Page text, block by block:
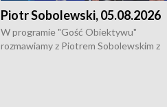
Piotr Sobolewski, 05.08.2026
W programie "Gość Obiektywu"
rozmawiamy z Piotrem Sobolewskim z